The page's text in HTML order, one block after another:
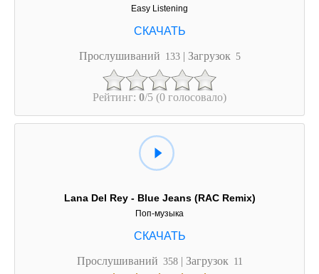
Easy Listening
Прослушиваний 133 | Загрузок 5
Рейтинг: 0/5 (0 голосовало)
Lana Del Rey - Blue Jeans (RAC Remix)
Поп-музыка
Прослушиваний 358 | Загрузок 11